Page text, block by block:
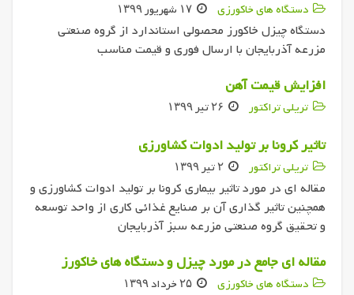
دستگاه های خاکورزی
دستگاه چیزل خاکورز محصولی استاندارد از گروه صنعتی
مزرعه آذربایجان با ارسال فوری و قیمت مناسب
افزایش قیمت آهن
تریلی تراکتور
تاثیر کرونا بر تولید ادوات کشاورزی
تریلی تراکتور
مقاله ای در مورد تاثیر بیماری کرونا بر تولید ادوات کشاورزی و
همچنین تاثیر گذاری آن بر صنایع غذائی کاری از واحد توسعه
و تحقیق گروه صنعتی مزرعه سبز آذربایجان
مقاله ای جامع در مورد چیزل و دستگاه های خاکورز
دستگاه های خاکورزی